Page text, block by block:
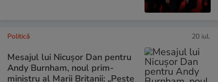
Politică 20 iul.
Mesajul lui Nicușor Dan pentru
Andy Burnham, noul prim-
ministru al Marii Britanii: „Peste